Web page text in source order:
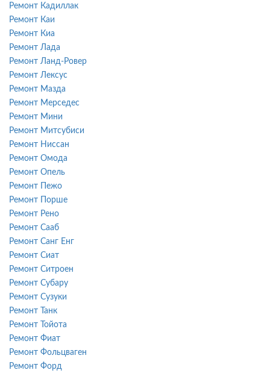
Ремонт Кадиллак
Ремонт Каи
Ремонт Киа
Ремонт Лада
Ремонт Ланд-Ровер
Ремонт Лексус
Ремонт Мазда
Ремонт Мерседес
Ремонт Мини
Ремонт Митсубиси
Ремонт Ниссан
Ремонт Омода
Ремонт Опель
Ремонт Пежо
Ремонт Порше
Ремонт Рено
Ремонт Сааб
Ремонт Санг Енг
Ремонт Сиат
Ремонт Ситроен
Ремонт Субару
Ремонт Сузуки
Ремонт Танк
Ремонт Тойота
Ремонт Фиат
Ремонт Фольцваген
Ремонт Форд